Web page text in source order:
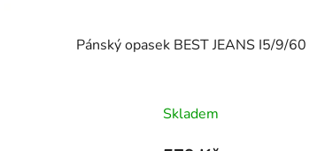
Pánský opasek BEST JEANS I5/9/60
Skladem